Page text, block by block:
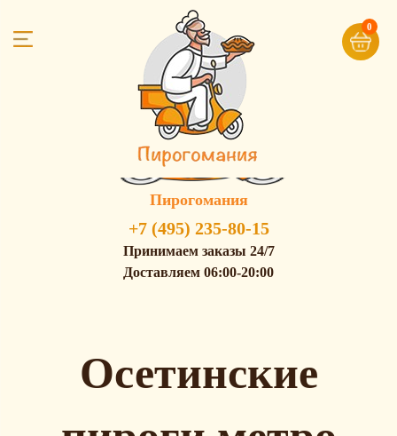
Пирогомания
+7 (495) 235-80-15
Принимаем заказы 24/7
Доставляем 06:00-20:00
Осетинские
0